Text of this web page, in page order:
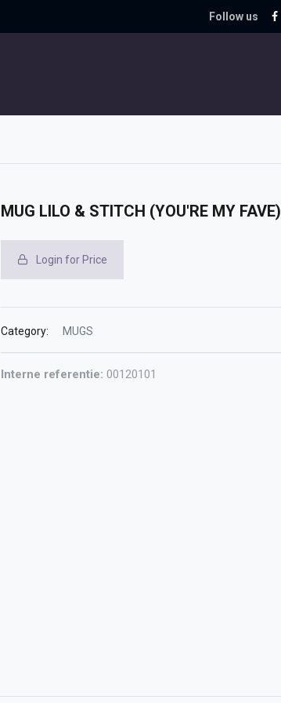
Follow us
MUG LILO & STITCH (YOU'RE MY FAVE)
Login for Price
Category: MUGS
Interne referentie: 00120101